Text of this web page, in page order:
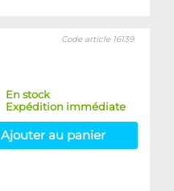
Code article 16139
En stock
Expédition immédiate
Ajouter au panier